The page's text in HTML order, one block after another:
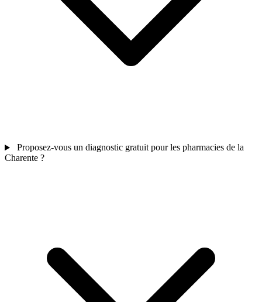
Proposez-vous un diagnostic gratuit pour les pharmacies de la
Charente ?